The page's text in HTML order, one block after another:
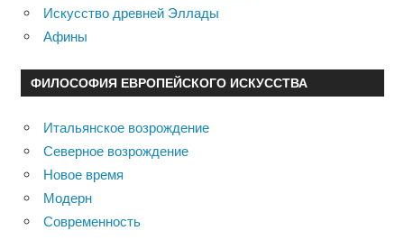
Искусство древней Эллады
Афины
ФИЛОСОФИЯ ЕВРОПЕЙСКОГО ИСКУССТВА
Итальянское возрождение
Северное возрождение
Новое время
Модерн
Современность